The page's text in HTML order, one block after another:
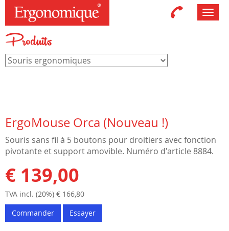
Produits
ErgoMouse Orca (Nouveau !)
Souris sans fil à 5 boutons pour droitiers avec fonction
pivotante et support amovible. Numéro d'article 8884.
€ 139,00
TVA incl. (20%) € 166,80
Commander Essayer